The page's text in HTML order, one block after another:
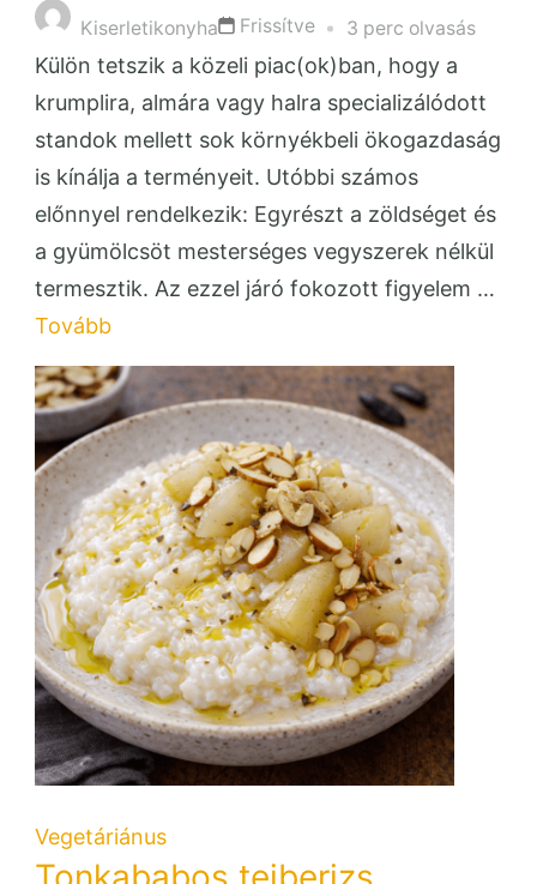
Kiserletikonyha Frissítve 3 perc olvasás
Külön tetszik a közeli piac(ok)ban, hogy a
krumplira, almára vagy halra specializálódott
standok mellett sok környékbeli ökogazdaság
is kínálja a terményeit. Utóbbi számos
előnnyel rendelkezik: Egyrészt a zöldséget és
a gyümölcsöt mesterséges vegyszerek nélkül
termesztik. Az ezzel járó fokozott figyelem …
Tovább
Vegetáriánus